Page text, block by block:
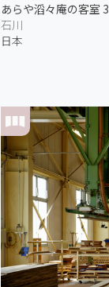
あらや滔々庵の客室 3
石川
日本